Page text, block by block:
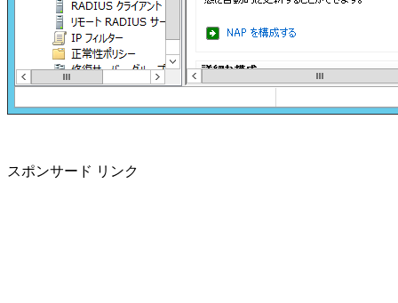
スポンサード リンク